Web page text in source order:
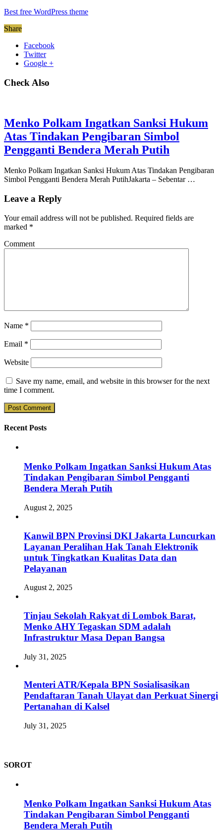
Best free WordPress theme
Share
Facebook
Twitter
Google +
Check Also
Menko Polkam Ingatkan Sanksi Hukum
Atas Tindakan Pengibaran Simbol
Pengganti Bendera Merah Putih
Menko Polkam Ingatkan Sanksi Hukum Atas Tindakan Pengibaran
Simbol Pengganti Bendera Merah PutihJakarta – Sebentar …
Leave a Reply
Your email address will not be published. Required fields are
marked *
Comment
Name *
Email *
Website
Save my name, email, and website in this browser for the next
time I comment.
Recent Posts
Menko Polkam Ingatkan Sanksi Hukum Atas
Tindakan Pengibaran Simbol Pengganti
Bendera Merah Putih
August 2, 2025
Kanwil BPN Provinsi DKI Jakarta Luncurkan
Layanan Peralihan Hak Tanah Elektronik
untuk Tingkatkan Kualitas Data dan
Pelayanan
August 2, 2025
Tinjau Sekolah Rakyat di Lombok Barat,
Menko AHY Tegaskan SDM adalah
Infrastruktur Masa Depan Bangsa
July 31, 2025
Menteri ATR/Kepala BPN Sosialisasikan
Pendaftaran Tanah Ulayat dan Perkuat Sinergi
Pertanahan di Kalsel
July 31, 2025
SOROT
Menko Polkam Ingatkan Sanksi Hukum Atas
Tindakan Pengibaran Simbol Pengganti
Bendera Merah Putih